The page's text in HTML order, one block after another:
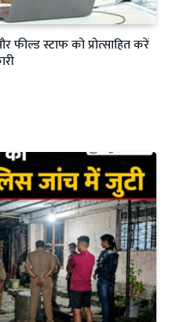
फील्ड स्टाफ को प्रोत्साहित करें